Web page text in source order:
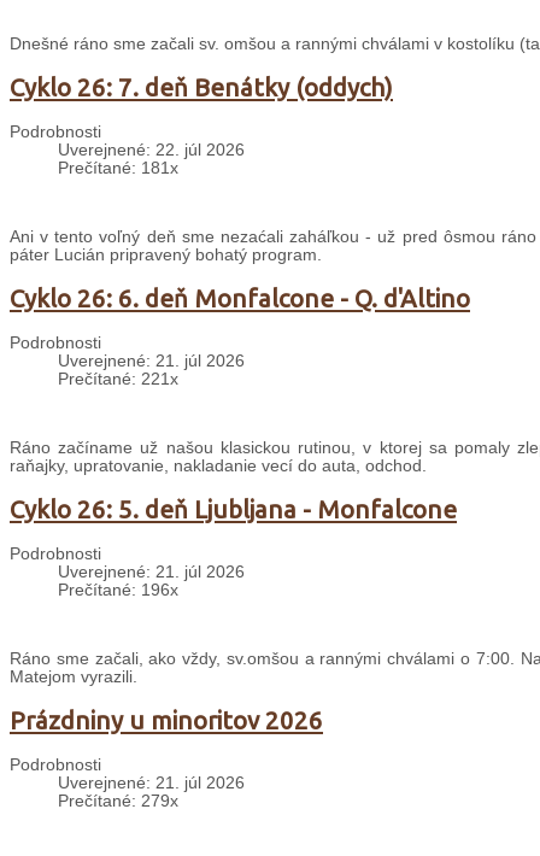
Dnešné ráno sme začali sv. omšou a rannými chválami v kostolíku
Cyklo 26: 7. deň Benátky (oddych)
Podrobnosti
Uverejnené: 22. júl 2026
Prečítané: 181x
Ani v tento voľný deň sme nezaćali zaháľkou - už pred ôsmou
páter Lucián pripravený bohatý program.
Cyklo 26: 6. deň Monfalcone - Q. d'Altino
Podrobnosti
Uverejnené: 21. júl 2026
Prečítané: 221x
Ráno začíname už našou klasickou rutinou, v ktorej sa pomaly
raňajky, upratovanie, nakladanie vecí do auta, odchod.
Cyklo 26: 5. deň Ljubljana - Monfalcone
Podrobnosti
Uverejnené: 21. júl 2026
Prečítané: 196x
Ráno sme začali, ako vždy, sv.omšou a rannými chválami o 7:00.
Matejom vyrazili.
Prázdniny u minoritov 2026
Podrobnosti
Uverejnené: 21. júl 2026
Prečítané: 279x